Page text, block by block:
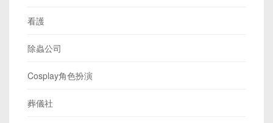
看護
除蟲公司
Cosplay角色扮演
葬儀社